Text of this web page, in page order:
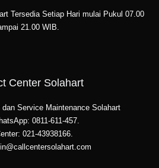
Tersedia Setiap Hari mulai Pukul 07.00
21.00 WIB.
Center Solahart
Service Maintenance Solahart
0811-611-457.
021-43938166.